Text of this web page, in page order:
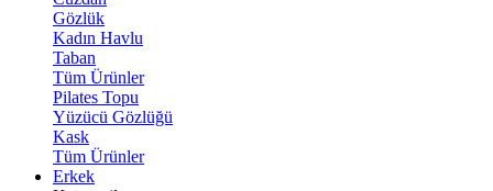
Gözlük
Kadın Havlu
Taban
Tüm Ürünler
Pilates Topu
Yüzücü Gözlüğü
Kask
Tüm Ürünler
Erkek